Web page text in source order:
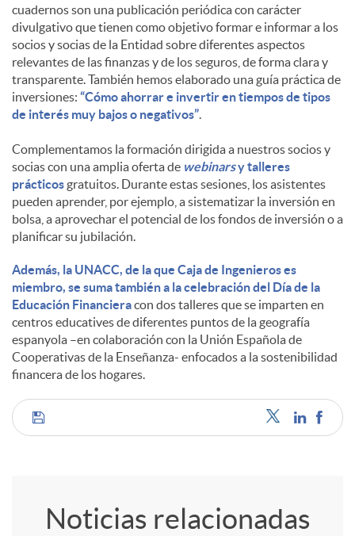
cuadernos son una publicación periódica con carácter
divulgativo que tienen como objetivo formar e informar a los
socios y socias de la Entidad sobre diferentes aspectos
relevantes de las finanzas y de los seguros, de forma clara y
transparente. También hemos elaborado una guía práctica de
inversiones: “Cómo ahorrar e invertir en tiempos de tipos
de interés muy bajos o negativos”.
Complementamos la formación dirigida a nuestros socios y
socias con una amplia oferta de webinarsy talleres
prácticosgratuitos. Durante estas sesiones, los asistentes
pueden aprender, por ejemplo, a sistematizar la inversión en
bolsa, a aprovechar el potencial de los fondos de inversión o a
planificar su jubilación.
Además, la UNACC, de la que Caja de Ingenieros es
miembro, se suma también a la celebración del Día de la
Educación Financieracon dos talleres que se imparten en
centros educatives de diferentes puntos de la geografía
espanyola –en colaboración con la Unión Española de
Cooperativas de la Enseñanza- enfocados a la sostenibilidad
financera de los hogares.
C
Noticias relacionadas